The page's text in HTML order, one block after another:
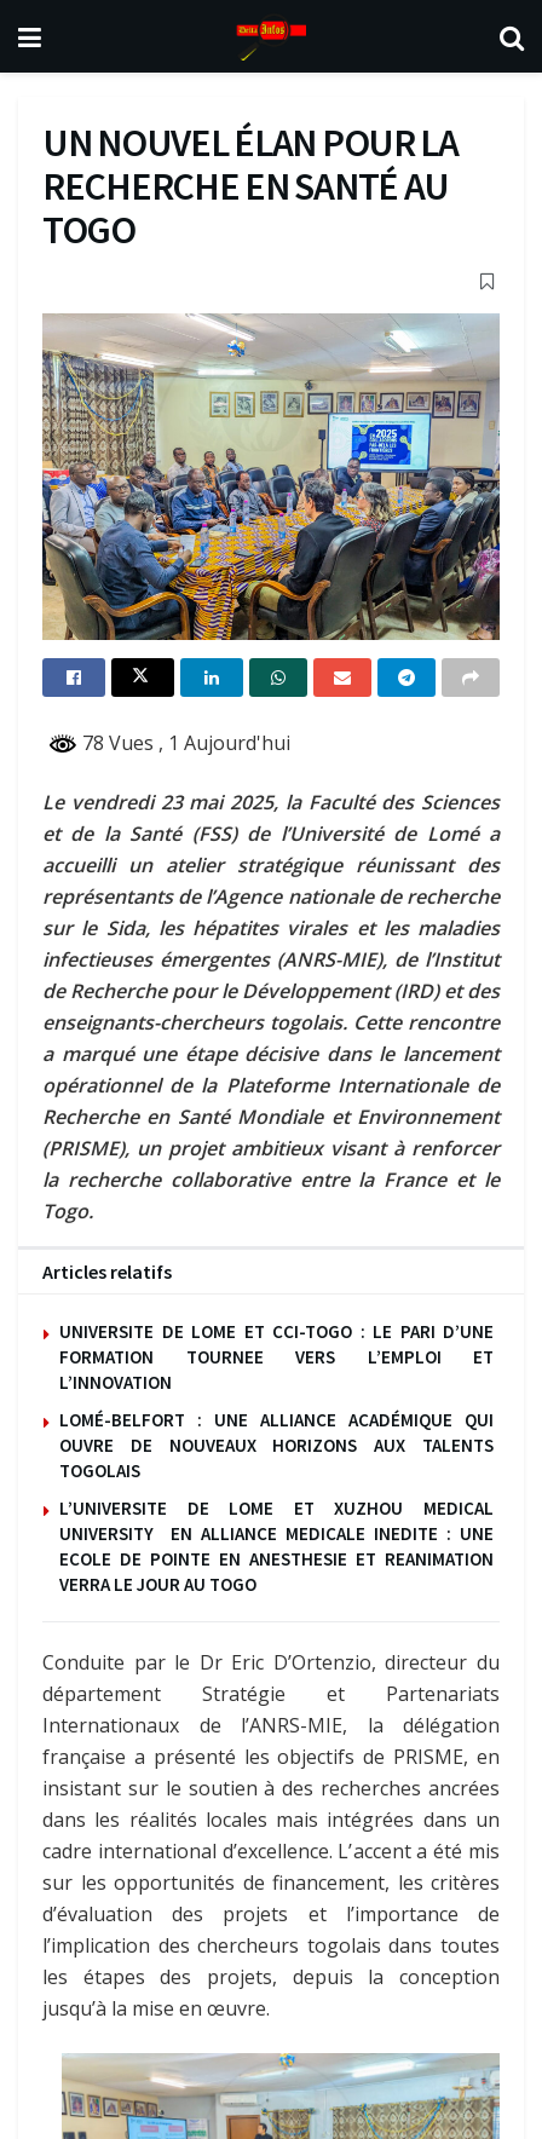
UN NOUVEL ÉLAN POUR LA
RECHERCHE EN SANTÉ AU
TOGO
78 Vues , 1 Aujourd'hui
Le vendredi 23 mai 2025, la Faculté des Sciences
et de la Santé (FSS) de l’Université de Lomé a
accueilli un atelier stratégique réunissant des
représentants de l’Agence nationale de recherche
sur le Sida, les hépatites virales et les maladies
infectieuses émergentes (ANRS-MIE), de l’Institut
de Recherche pour le Développement (IRD) et des
enseignants-chercheurs togolais. Cette rencontre
a marqué une étape décisive dans le lancement
opérationnel de la Plateforme Internationale de
Recherche en Santé Mondiale et Environnement
(PRISME), un projet ambitieux visant à renforcer
la recherche collaborative entre la France et le
Togo.
Articles relatifs
UNIVERSITE DE LOME ET CCI-TOGO : LE PARI D’UNE
FORMATION TOURNEE VERS L’EMPLOI ET
L’INNOVATION
LOMÉ-BELFORT : UNE ALLIANCE ACADÉMIQUE QUI
OUVRE DE NOUVEAUX HORIZONS AUX TALENTS
TOGOLAIS
L’UNIVERSITE DE LOME ET XUZHOU MEDICAL
UNIVERSITY EN ALLIANCE MEDICALE INEDITE : UNE
ECOLE DE POINTE EN ANESTHESIE ET REANIMATION
VERRA LE JOUR AU TOGO
Conduite par le Dr Eric D’Ortenzio, directeur du
département Stratégie et Partenariats
Internationaux de l’ANRS-MIE, la délégation
française a présenté les objectifs de PRISME, en
insistant sur le soutien à des recherches ancrées
dans les réalités locales mais intégrées dans un
cadre international d’excellence. L’accent a été mis
sur les opportunités de financement, les critères
d’évaluation des projets et l’importance de
l’implication des chercheurs togolais dans toutes
les étapes des projets, depuis la conception
jusqu’à la mise en œuvre.